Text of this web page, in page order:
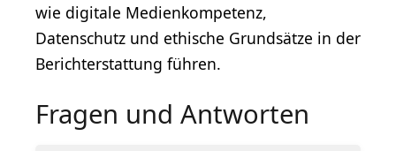
wie digitale Medienkompetenz,
Datenschutz und ethische Grundsätze in der
Berichterstattung führen.
Fragen und Antworten